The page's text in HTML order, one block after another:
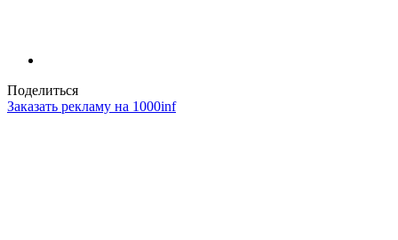
Поделиться
Заказать рекламу на 1000inf